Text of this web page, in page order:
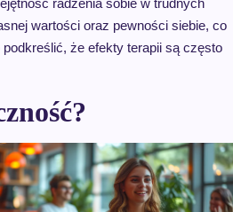
radzenia sobie w trudnych
wartości oraz pewności siebie, co
że efekty terapii są często